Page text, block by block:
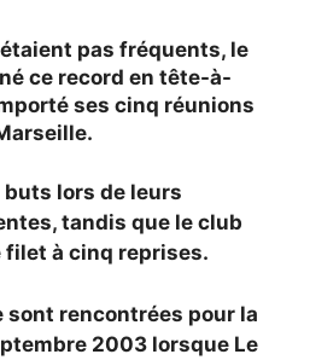
pas fréquents, le
ce record en tête-à-
ses cinq réunions
buts lors de leurs
tandis que le club
à cinq reprises.
sont rencontrées pour la
2003 lorsque Le